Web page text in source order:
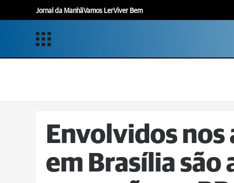
Jornal da ManhãVamos LerViver Bem
Envolvidos
em Brasília são